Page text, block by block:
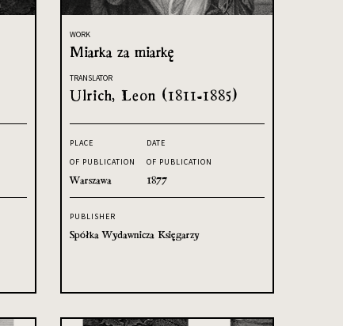
WORK
Miarka za miarkę
TRANSLATOR
Ulrich, Leon (1811-1885)
PLACE
OF PUBLICATION
Warszawa
DATE
OF PUBLICATION
1877
PUBLISHER
Spółka Wydawnicza Księgarzy